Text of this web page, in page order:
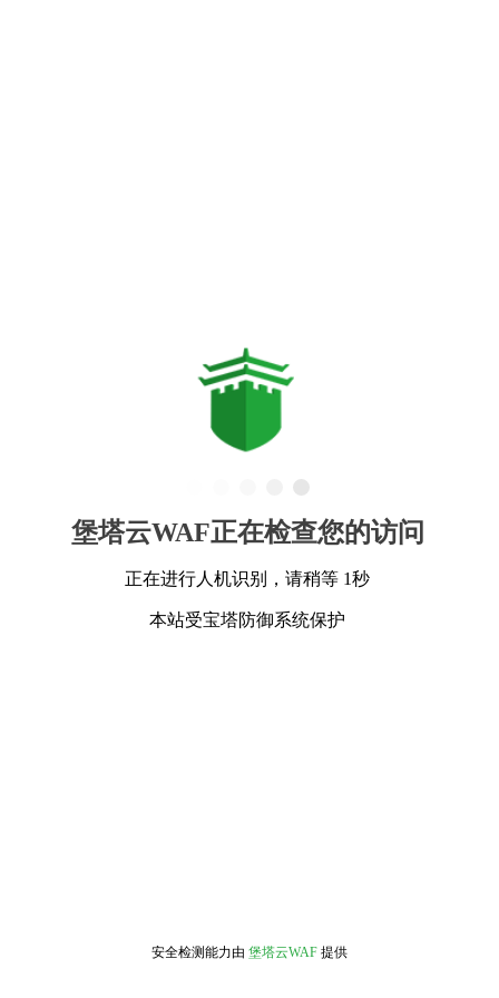
堡塔云WAF正在检查您的访问
正在进行人机识别，请稍等 1秒
本站受宝塔防御系统保护
安全检测能力由 堡塔云WAF 提供